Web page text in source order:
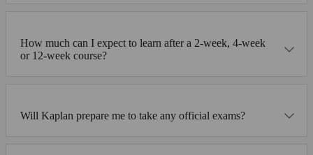
How much can I expect to learn after a 2-week, 4-week
or 12-week course?
Will Kaplan prepare me to take any official exams?